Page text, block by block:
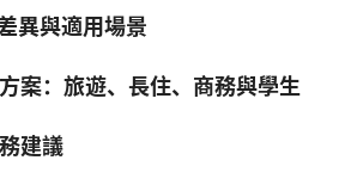
異與適用場景
案：旅遊、長住、商務與學生
建議